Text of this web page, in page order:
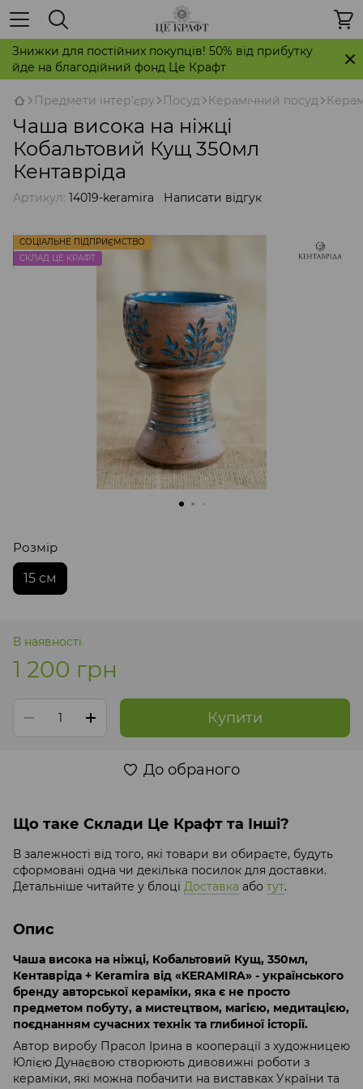
Знижки для постійних покупців! 50% від прибутку
йде на благодійний фонд Це Крафт
Предмети інтер'єру Посуд Керамічний посуд
Чаша висока на ніжці
Кобальтовий Кущ 350мл
Кентавріда
Артикул: 14019-keramira Написати відгук
СОЦІАЛЬНЕ ПІДПРИЄМСТВО
СКЛАД ЦЕ КРАФТ
Розмір
15 см
В наявності
1 200 грн
Купити
До обраного
Що таке Склади Це Крафт та Інші?
В залежності від того, які товари ви обираєте, будуть
сформовані одна чи декілька посилок для доставки.
Детальніше читайте у блоці Доставка або тут.
Опис
Чаша висока на ніжці, Кобальтовий Кущ, 350мл,
Кентавріда + Keramira від «KERAMIRA» - українського
бренду авторської кераміки, яка є не просто
предметом побуту, а мистецтвом, магією, медитацією,
поєднанням сучасних технік та глибиної історії.
Автор виробу Прасол Ірина в кооперації з художницею
Юлією Дунаєвою створюють дивовижні роботи з
кераміки, які можна побачити на виставках України та